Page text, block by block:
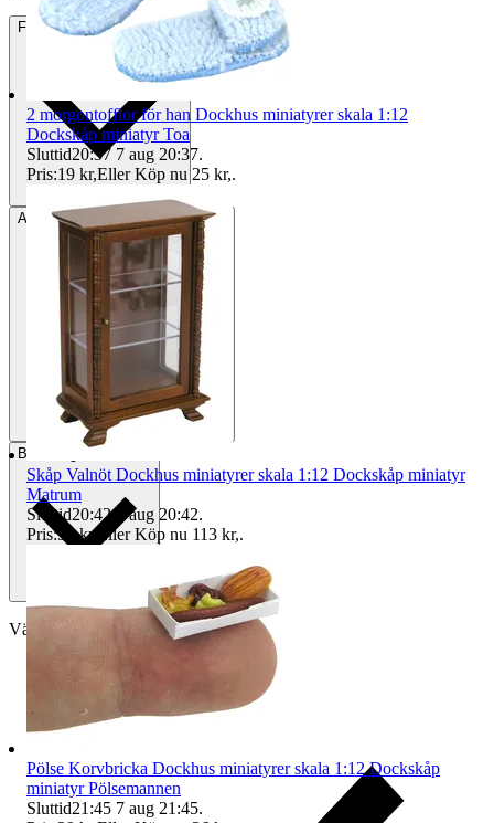
Frakt39 kr Annat fraktsätt
Avhämtning Helsingborg, Sverige
Betalning
Välj till köparskydd
2 morgontofflor för han Dockhus miniatyrer skala 1:12
Dockskåp miniatyr Toa
Sluttid20:37 7 aug 20:37.
Pris:19 kr,Eller Köp nu 25 kr,.
Skåp Valnöt Dockhus miniatyrer skala 1:12 Dockskåp miniatyr
Matrum
Sluttid20:42 7 aug 20:42.
Pris:98 kr, Eller Köp nu 113 kr,.
Pölse Korvbricka Dockhus miniatyrer skala 1:12 Dockskåp
miniatyr Pölsemannen
Sluttid21:45 7 aug 21:45.